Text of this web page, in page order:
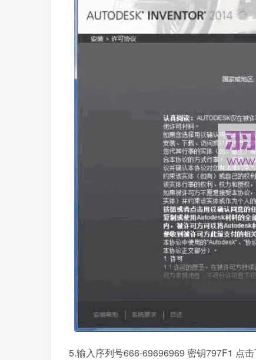
5.输入序列号666-69696969 密钥797F1 点击